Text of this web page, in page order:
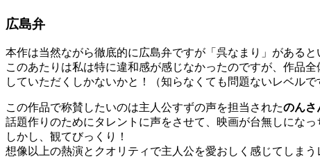
広島弁
本作は当然ながら徹底的に広島弁ですが「呉なまり」があると
このあたりは私は特に違和感が感じなかったのですが、作品全
していただくしかないかと！（知らなくても問題ないレベルで
この作品で称賛したいのは主人公すずの声を担当されたのんさ
話題作りのためにタレントに声をさせて、映画が台無しにな
しかし、観てびっくり！
想像以上の熱演とクオリティで主人公を愛おしく感じてしまう